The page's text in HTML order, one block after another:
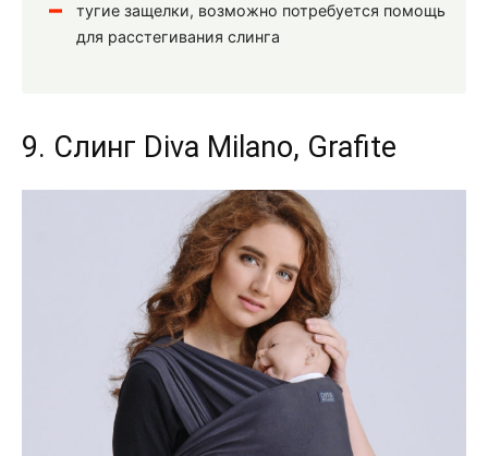
тугие защелки, возможно потребуется помощь
для расстегивания слинга
9. Слинг Diva Milano, Grafite